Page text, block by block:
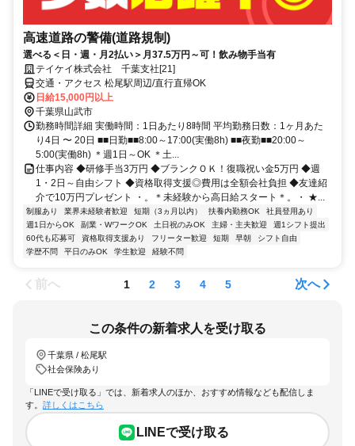
高速道路の警備(道路規制)
選べる＜日・週・月2払い＞月37.5万円～可！飲み物手当有
テイケイ株式会社 千葉支社[21]
交通・アクセス 松尾駅周辺/直行直帰OK
日給15,000円以上
千葉県山武市
勤務時間詳細 実働時間：1日あたり8時間 平均勤務日数：1ヶ月あた
り4日 〜 20日 ■■日勤■■8:00～17:00(実働8h) ■■夜勤■■20:00～
5:00(実働8h) ＊週1日～OK ＊土...
仕事内容 ◆研修手当3万円 ◆ブランクＯＫ！復職祝い金5万円 ◆週
1・2日～自由シフト ◆資格取得支援◎費用は全額会社負担 ◆友達紹
介で10万円プレゼント ・。＊未経験から高日給スタート＊。・ ★...
制服あり 業界未経験者歓迎 短期（3ヵ月以内） 扶養内勤務OK
社員登用あり
週1日からOK
副業・WワークOK 土日祝のみOK 主婦・主夫歓迎
週1シフト提出
60代も応募可
資格取得支援あり フリーター歓迎 短期 早朝
シフト自由
学歴不問
平日のみOK 学生歓迎 経験不問
前へ 1 2 3 4 5 次へ
この条件の新着求人を受け取る
千葉県 / 松尾駅
社会保険あり
「LINEで受け取る」では、新着求人のほか、おすすめ情報なども配信しま
す。 詳しくはこちら
LINEで受け取る